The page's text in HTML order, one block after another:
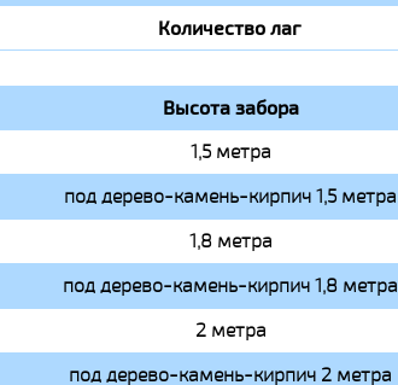
Количество лаг
Высота забора
1,5 метра
под дерево-камень-кирпич 1,5 метра
1,8 метра
под дерево-камень-кирпич 1,8 метра
2 метра
под дерево-камень-кирпич 2 метра